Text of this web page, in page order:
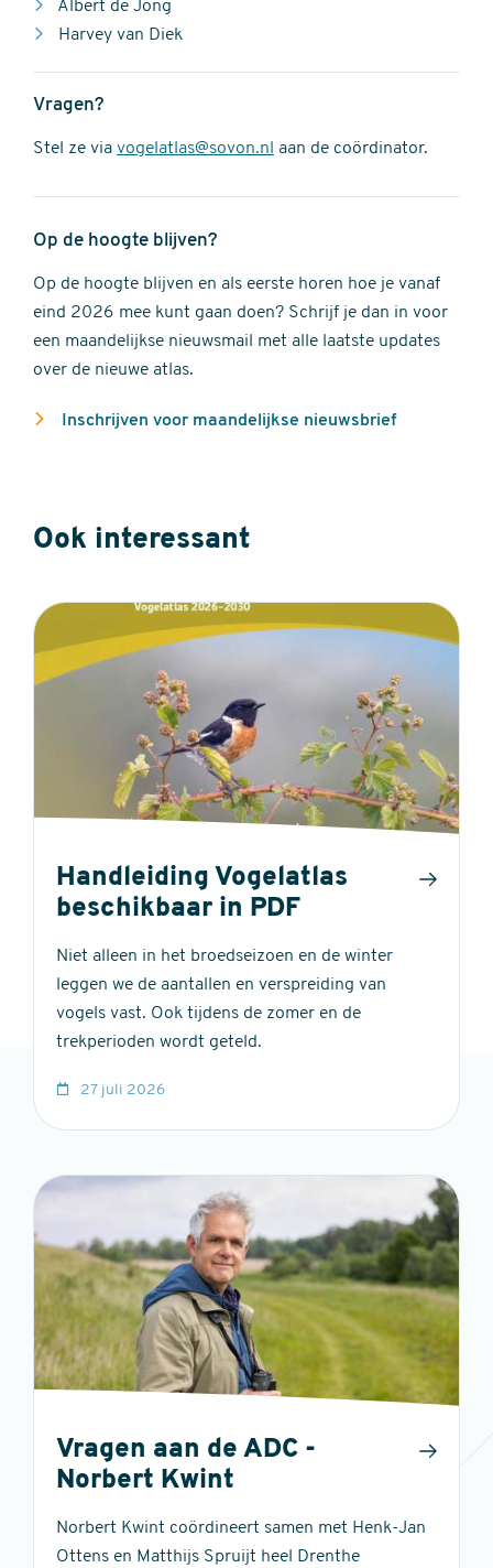
Albert de Jong
Harvey van Diek
Vragen?
Stel ze via vogelatlas@sovon.nl aan de coördinator.
Op de hoogte blijven?
Op de hoogte blijven en als eerste horen hoe je vanaf
eind 2026 mee kunt gaan doen? Schrijf je dan in voor
een maandelijkse nieuwsmail met alle laatste updates
over de nieuwe atlas.
Inschrijven voor maandelijkse nieuwsbrief
Ook interessant
Handleiding Vogelatlas
beschikbaar in PDF
Niet alleen in het broedseizoen en de winter
leggen we de aantallen en verspreiding van
vogels vast. Ook tijdens de zomer en de
trekperioden wordt geteld.
27 juli 2026
Vragen aan de ADC -
Norbert Kwint
Norbert Kwint coördineert samen met Henk-Jan
Ottens en Matthijs Spruijt heel Drenthe